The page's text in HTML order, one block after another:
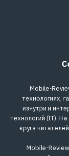
Mobile-
технологиях,
изнутри и
технологий (IT).
круга
Mobile-